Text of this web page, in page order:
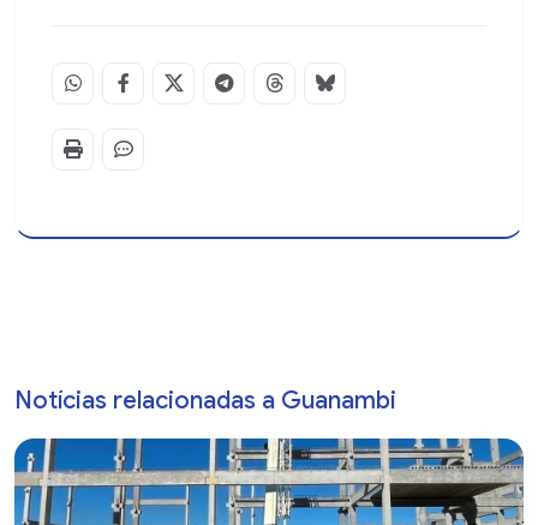
Notícias relacionadas a Guanambi